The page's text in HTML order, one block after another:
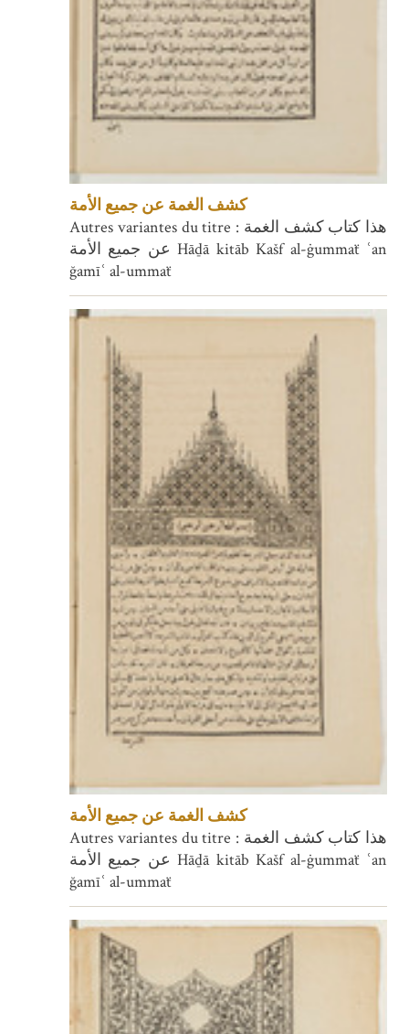
كشف الغمة عن جميع الأمة
Autres variantes du titre : هذا كتاب كشف الغمة
عن جميع الأمة Hāḏā kitāb Kašf al-ġummaẗ ʿan
ğamīʿ al-ummaẗ
كشف الغمة عن جميع الأمة
Autres variantes du titre : هذا كتاب كشف الغمة
عن جميع الأمة Hāḏā kitāb Kašf al-ġummaẗ ʿan
ğamīʿ al-ummaẗ